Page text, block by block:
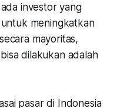
investor yang
untuk meningkatkan
mayoritas,
dilakukan adalah
pasar di Indonesia